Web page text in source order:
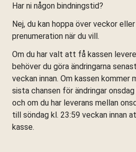
Har ni någon bindningstid?
Nej, du kan hoppa över veckor
prenumeration när du vill.
Om du har valt att få kassen
behöver du göra ändringarna
veckan innan. Om kassen kommer
sista chansen för ändringar
och om du har leverans mellan
till söndag kl. 23:59 veckan innan
kasse.